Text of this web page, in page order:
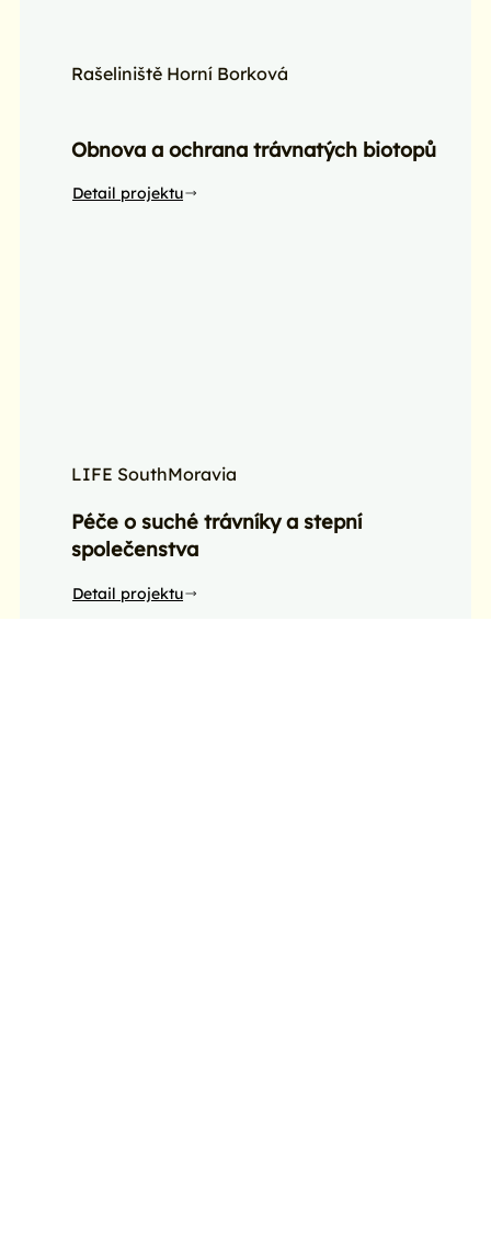
Rašeliniště Horní Borková
Obnova a ochrana trávnatých biotopů
Detail projektu
LIFE SouthMoravia
Péče o suché trávníky a stepní
společenstva
Detail projektu